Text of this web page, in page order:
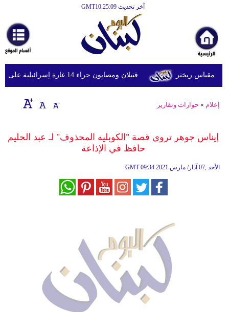
آخر تحديث GMT10:25:09
أخبارعاجلة
رياضة
ثقافة
إقتصاد
وموسيقى
قتيلان ومصابون جراء 14 غارة إسرائيلية على شرق وجنوب لبنان
إعلام » حوارات وتقارير
إيناس جوهر تروي قصة "الكوبليه المحذوف" لـ عبد الحليم
حافظ في الإذاعة
GMT 09:34 2021 الأحد ,07 آذار/ مارس